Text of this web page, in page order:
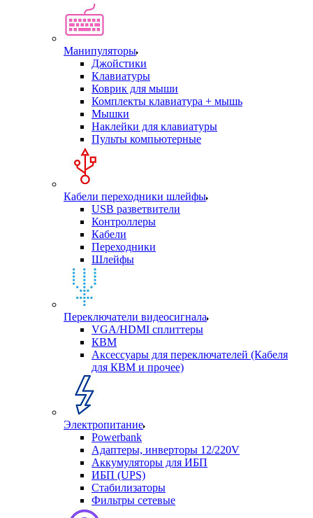
Манипуляторы
Джойстики
Клавиатуры
Коврик для мыши
Комплекты клавиатура + мышь
Мышки
Наклейки для клавиатуры
Пульты компьютерные
Кабели переходники шлейфы
USB разветвители
Контроллеры
Кабели
Переходники
Шлейфы
Переключатели видеосигнала
VGA/HDMI сплиттеры
КВМ
Аксессуары для переключателей (Кабеля
для КВМ и прочее)
Электропитание
Powerbank
Адаптеры, инверторы 12/220V
Аккумуляторы для ИБП
ИБП (UPS)
Стабилизаторы
Фильтры сетевые